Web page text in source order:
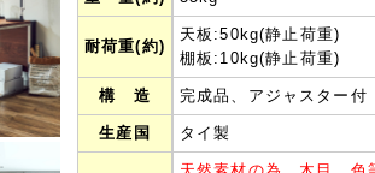
耐荷重(約)
天板:50kg(静止荷重)
棚板:10kg(静止荷重)
構 造 完成品、アジャスター付
生産国 タイ製